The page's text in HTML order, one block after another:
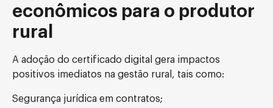
econômicos para o produtor
rural
A adoção do certificado digital gera impactos
positivos imediatos na gestão rural, tais como:
Segurança jurídica em contratos;